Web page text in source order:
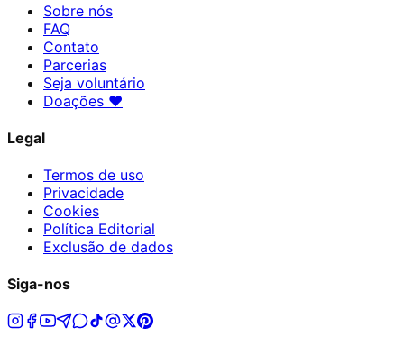
Sobre nós
FAQ
Contato
Parcerias
Seja voluntário
Doações ♥
Legal
Termos de uso
Privacidade
Cookies
Política Editorial
Exclusão de dados
Siga-nos